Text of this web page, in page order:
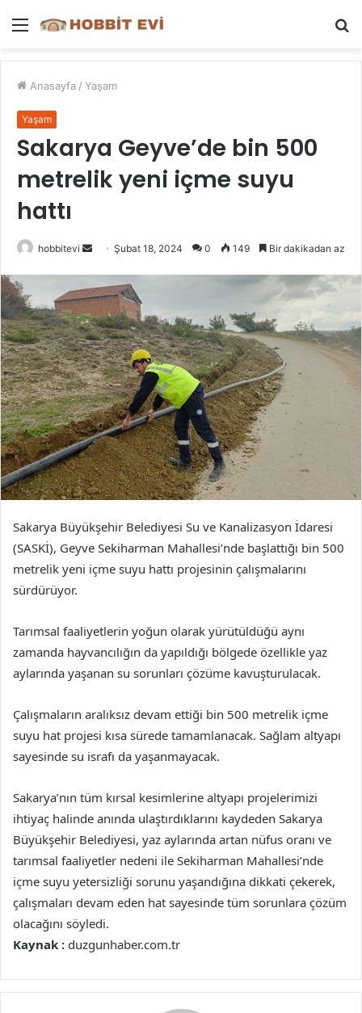
Menü
Anasayfa / Yaşam
Yaşam
Sakarya Geyve’de bin 500
metrelik yeni içme suyu
hattı
hobbitevi
Bir
posta
göndermek
Şubat 18, 2024 0 149 Bir dakikadan az
Sakarya Büyükşehir Belediyesi Su ve Kanalizasyon İdaresi
(SASKİ), Geyve Sekiharman Mahallesi’nde başlattığı bin 500
metrelik yeni içme suyu hattı projesinin çalışmalarını
sürdürüyor.
Tarımsal faaliyetlerin yoğun olarak yürütüldüğü aynı
zamanda hayvancılığın da yapıldığı bölgede özellikle yaz
aylarında yaşanan su sorunları çözüme kavuşturulacak.
Çalışmaların aralıksız devam ettiği bin 500 metrelik içme
suyu hat projesi kısa sürede tamamlanacak. Sağlam altyapı
sayesinde su israfı da yaşanmayacak.
Sakarya’nın tüm kırsal kesimlerine altyapı projelerimizi
ihtiyaç halinde anında ulaştırdıklarını kaydeden Sakarya
Büyükşehir Belediyesi, yaz aylarında artan nüfus oranı ve
tarımsal faaliyetler nedeni ile Sekiharman Mahallesi’nde
içme suyu yetersizliği sorunu yaşandığına dikkati çekerek,
çalışmaları devam eden hat sayesinde tüm sorunlara çözüm
olacağını söyledi.
Kaynak : duzgunhaber.com.tr